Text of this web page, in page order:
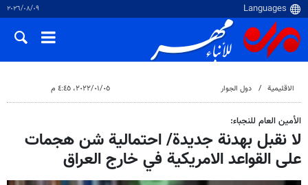
٠٩‏/٠٨‏/٢٠٢٦
الاقلیمیة دول الجوار ٠٥‏/٠١‏/٢٠٢٢، ٤:٤٥ م
الأمين العام للنجباء:
لا نقبل بهدنة جديدة/ احتمالية شن هجمات
على القواعد الامريكية في خارج العراق